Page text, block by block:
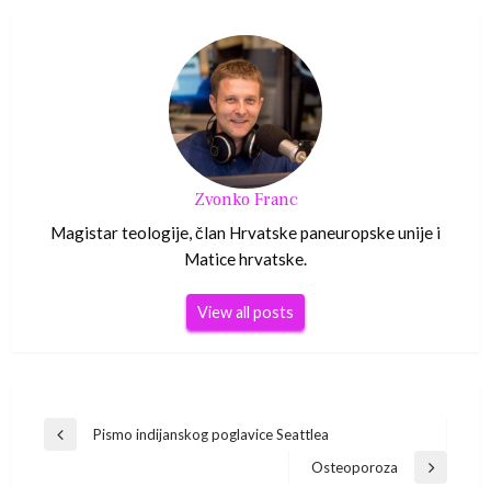
Zvonko Franc
Magistar teologije, član Hrvatske paneuropske unije i
Matice hrvatske.
View all posts
Navigacija
Previous
Pismo indijanskog poglavice Seattlea
Next
Osteoporoza